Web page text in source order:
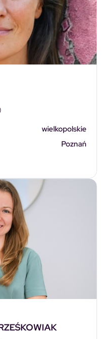
wielkopolskie
Poznań